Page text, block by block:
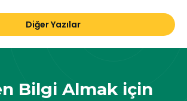
Diğer Yazılar
Bilgi Almak için